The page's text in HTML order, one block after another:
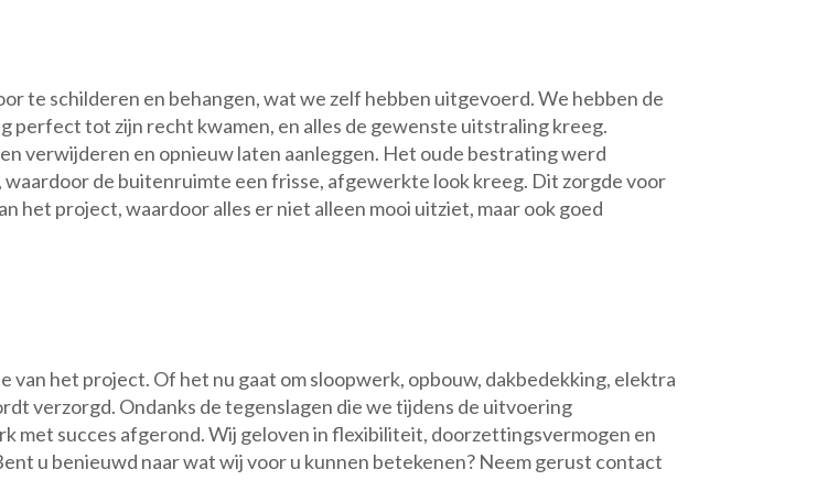
te schilderen en behangen, wat we zelf hebben uitgevoerd. We hebben de
perfect tot zijn recht kwamen, en alles de gewenste uitstraling kreeg.
verwijderen en opnieuw laten aanleggen. Het oude bestrating werd
de buitenruimte een frisse, afgewerkte look kreeg. Dit zorgde voor
het project, waardoor alles er niet alleen mooi uitziet, maar ook goed
van het project. Of het nu gaat om sloopwerk, opbouw, dakbedekking, elektra
verzorgd. Ondanks de tegenslagen die we tijdens de uitvoering
met succes afgerond. Wij geloven in flexibiliteit, doorzettingsvermogen en
u benieuwd naar wat wij voor u kunnen betekenen? Neem gerust contact